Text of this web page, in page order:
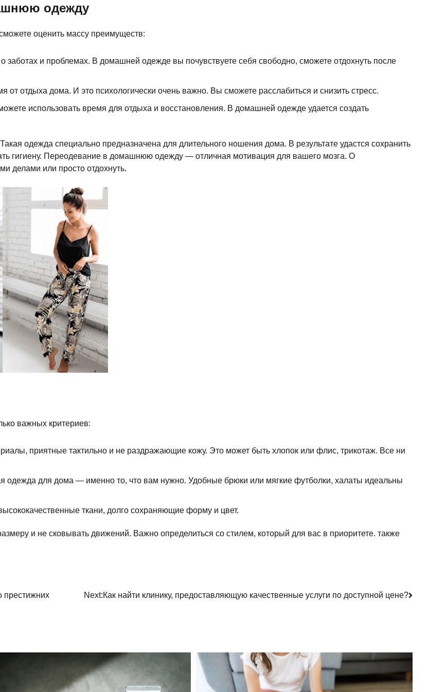
одежду
оценить массу преимуществ:
и проблемах. В домашней одежде вы почувствуете себя свободно, сможете отдохнуть после
отдыха дома. И это психологически очень важно. Вы сможете расслабиться и снизить стресс.
использовать время для отдыха и восстановления. В домашней одежде удается создать
одежда специально предназначена для длительного ношения дома. В результате удастся сохранить
гигиену. Переодевание в домашнюю одежду — отличная мотивация для вашего мозга. О
делами или просто отдохнуть.
важных критериев:
приятные тактильно и не раздражающие кожу. Это может быть хлопок или флис, трикотаж. Все ни
одежда для дома — именно то, что вам нужно. Удобные брюки или мягкие футболки, халаты идеальны
ткани, долго сохраняющие форму и цвет.
и не сковывать движений. Важно определиться со стилем, который для вас в приоритете. также
престижних
Next:Как найти клинику, предоставляющую качественные услуги по доступной цене?